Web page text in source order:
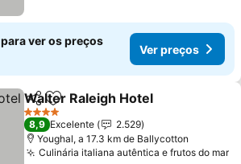
ver os preços
Ver preços
PartilharAdicionar aos favoritos
Walter Raleigh Hotel
4 Estrelas
8,9 Excelente
2.529
Youghal, a 17.3 km de Ballycotton
Culinária italiana autêntica e frutos do mar